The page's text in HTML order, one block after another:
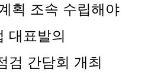
획 조속 수립해야
대표발의
검 간담회 개최